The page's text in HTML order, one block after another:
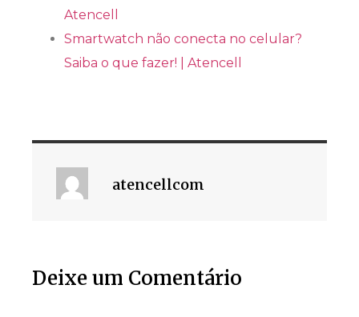
Atencell
Smartwatch não conecta no celular?
Saiba o que fazer! | Atencell
atencellcom
Deixe um Comentário